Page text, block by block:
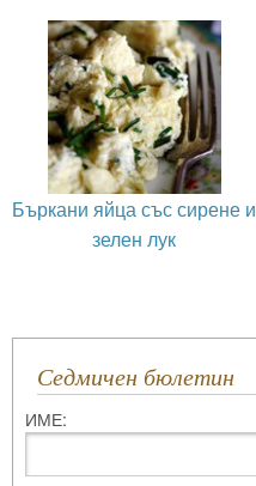
Бъркани яйца със сирене и
зелен лук
Седмичен бюлетин
ИМЕ: